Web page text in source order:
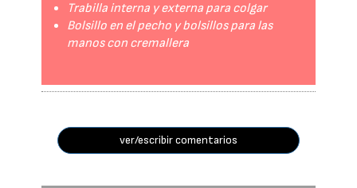
Trabilla interna y externa para colgar
Bolsillo en el pecho y bolsillos para las
manos con cremallera
ver/escribir comentarios